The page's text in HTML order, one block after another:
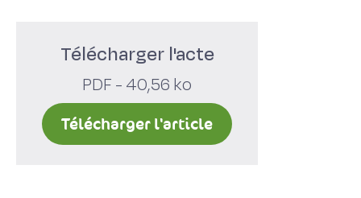
Télécharger l'acte
PDF - 40,56 ko
Télécharger l'article